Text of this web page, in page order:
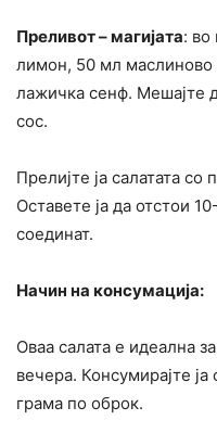
Преливот – магијата: во
лимон, 50 мл маслиново
лажичка сенф. Мешајте
сос.
Прелијте ја салатата
Оставете ја да отстои
соединат.
Начин на консумација:
Оваа салата е идеална
вечера. Консумирајте
грама по оброк.